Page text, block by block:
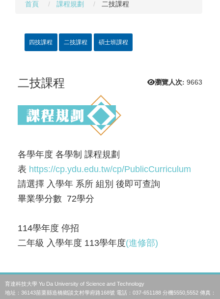
首頁 課程規劃 二技課程
四技課程 二技課程 碩士班課程
瀏覽人次: 9663
二技課程
各學年度 各學制 課程規劃
表 https://cp.ydu.edu.tw/cp/PublicCurriculum
請選擇 入學年 系所 組別 後即可查詢
畢業學分數 72學分
114學年度 停招
二年級 入學年度 113學年度(進修部)
育達科技大學 Yu Da University of Science and Technology
地址：36143苗栗縣造橋鄉談文村學府路168號 電話：037-651188 分機5550,5552 傳真：